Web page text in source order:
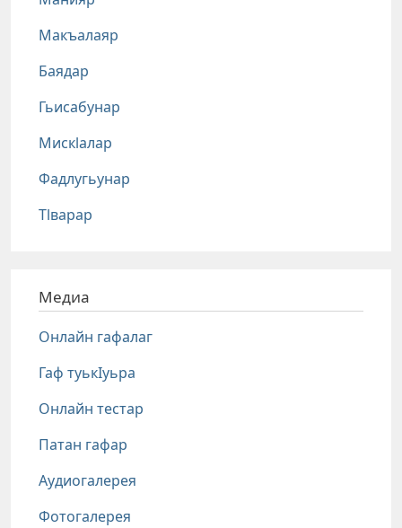
Макъалаяр
Баядар
Гьисабунар
Мискlалар
Фадлугьунар
Тlварар
Медиа
Онлайн гафалаг
Гаф туькIуьра
Онлайн тестар
Патан гафар
Аудиогалерея
Фотогалерея